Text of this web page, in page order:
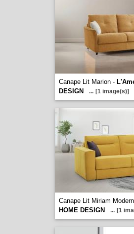
Canape Lit Marion -
DESIGN
... [1 image(s)]
Canape Lit Miriam
HOME DESIGN
... [1